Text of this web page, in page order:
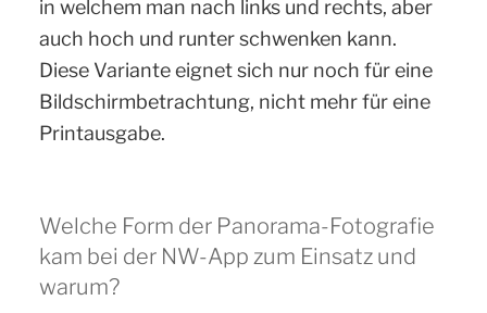
in welchem man nach links und rechts, aber
auch hoch und runter schwenken kann.
Diese Variante eignet sich nur noch für eine
Bildschirmbetrachtung, nicht mehr für eine
Printausgabe.
Welche Form der Panorama-Fotografie
kam bei der NW-App zum Einsatz und
warum?